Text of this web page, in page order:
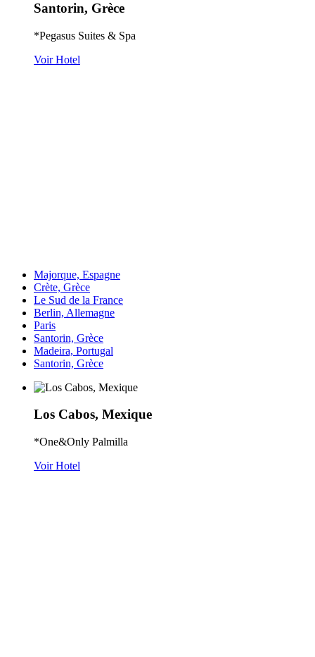
Santorin, Grèce
*Pegasus Suites & Spa
Voir Hotel
Majorque, Espagne
Crète, Grèce
Le Sud de la France
Berlin, Allemagne
Paris
Santorin, Grèce
Madeira, Portugal
Santorin, Grèce
Los Cabos, Mexique
*One&Only Palmilla
Voir Hotel